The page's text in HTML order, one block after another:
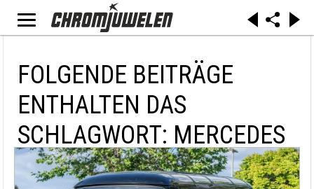
FOLGENDE BEITRÄGE
ENTHALTEN DAS
SCHLAGWORT: MERCEDES